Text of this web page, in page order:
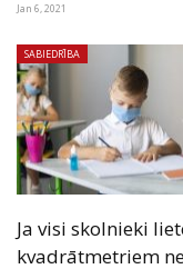
Jan 6, 2021
SABIEDRĪBA
Ja visi skolnieki
kvadrātmetriem